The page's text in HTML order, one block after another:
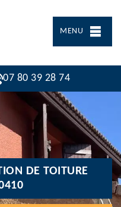
MENU
07 80 39 28 74
DE TOITURE